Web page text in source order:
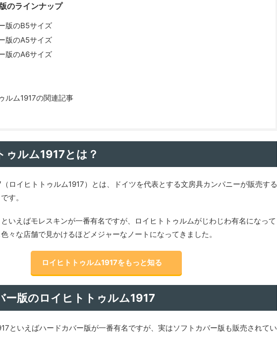
のラインナップ
版のB5サイズ
版のA5サイズ
版のA6サイズ
ルム1917の関連記事
ゥルム1917とは？
ロイヒトトゥルム1917）とは、ドイツを代表とする文房具カンパニーが販売する
す。
いえばモレスキンが一番有名ですが、ロイヒトトゥルムがじわじわ有名になって
々な店舗で見かけるほどメジャーなノートになってきました。
ロイヒトトゥルム1917をもっと知る
ー版のロイヒトトゥルム1917
といえばハードカバー版が一番有名ですが、実はソフトカバー版も販売されてい